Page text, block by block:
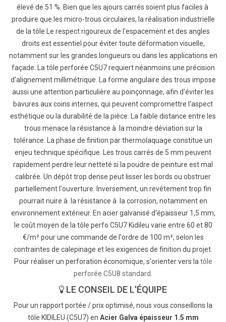
élevé de 51 %. Bien que les ajours carrés soient plus faciles à
produire que les micro-trous circulaires, la réalisation industrielle
de la tôle Le respect rigoureux de l'espacement et des angles
droits est essentiel pour éviter toute déformation visuelle,
notamment sur les grandes longueurs ou dans les applications en
façade. La tôle perforée C5U7 requiert néanmoins une précision
d'alignement millimétrique. La forme angulaire des trous impose
aussi une attention particulière au poinçonnage, afin d'éviter les
bavures aux coins internes, qui peuvent compromettre l'aspect
esthétique ou la durabilité de la pièce. La faible distance entre les
trous menace la résistance à la moindre déviation sur la
tolérance. La phase de finition par thermolaquage constitue un
enjeu technique spécifique. Les trous carrés de 5 mm peuvent
rapidement perdre leur netteté si la poudre de peinture est mal
calibrée. Un dépôt trop dense peut lisser les bords ou obstruer
partiellement l'ouverture. Inversement, un revêtement trop fin
pourrait nuire à la résistance à la corrosion, notamment en
environnement extérieur. En acier galvanisé d'épaisseur 1,5 mm,
le coût moyen de la tôle perfo C5U7 Kidileu varie entre 60 et 80
€/m² pour une commande de l'ordre de 100 m², selon les
contraintes de calepinage et les exigences de finition du projet.
Pour réaliser un perforation économique, s'orienter vers latôle
perforée C5U8 standard.
LE CONSEIL DE L'ÉQUIPE
Pour un rapport portée / prix optimisé, nous vous conseillons la
tôle KIDILEU (C5U7) en Acier Galva épaisseur 1.5 mm